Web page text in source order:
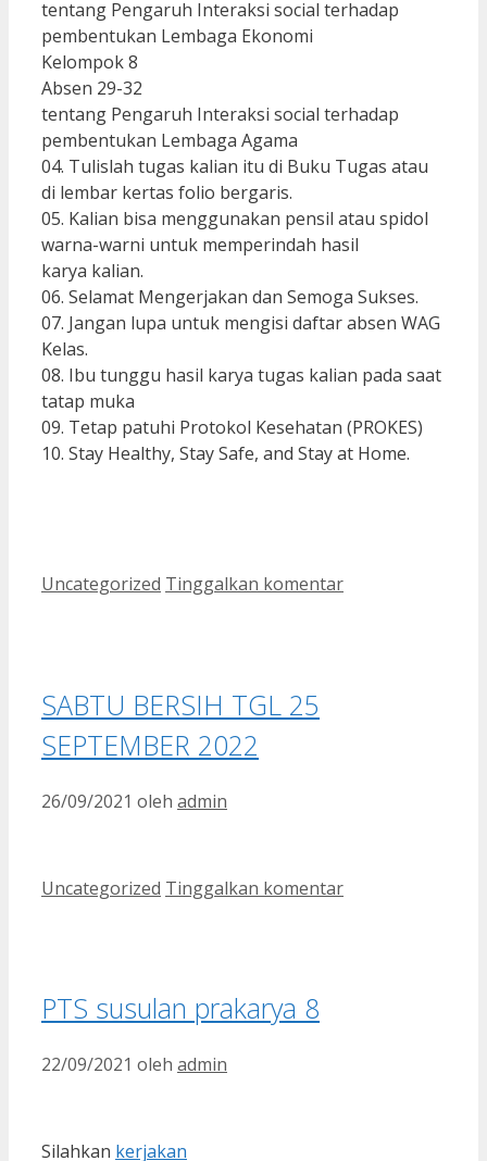
tentang Pengaruh Interaksi social terhadap
pembentukan Lembaga Ekonomi
Kelompok 8
Absen 29-32
tentang Pengaruh Interaksi social terhadap
pembentukan Lembaga Agama
04. Tulislah tugas kalian itu di Buku Tugas atau
di lembar kertas folio bergaris.
05. Kalian bisa menggunakan pensil atau spidol
warna-warni untuk memperindah hasil
karya kalian.
06. Selamat Mengerjakan dan Semoga Sukses.
07. Jangan lupa untuk mengisi daftar absen WAG
Kelas.
08. Ibu tunggu hasil karya tugas kalian pada saat
tatap muka
09. Tetap patuhi Protokol Kesehatan (PROKES)
10. Stay Healthy, Stay Safe, and Stay at Home.
Kategori
Uncategorized Tinggalkan komentar
SABTU BERSIH TGL 25
SEPTEMBER 2022
26/09/2021 oleh admin
Kategori
Uncategorized Tinggalkan komentar
PTS susulan prakarya 8
22/09/2021 oleh admin
Silahkan kerjakan